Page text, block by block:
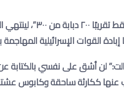
وقامت القوات المصرية
القوات الإسرائيلية المهاجمة
عنها ككارثة ساحقة وكابوس